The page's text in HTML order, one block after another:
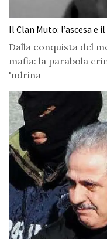
Il Clan Muto: l’ascesa e
Dalla conquista del
mafia: la parabola
'ndrina